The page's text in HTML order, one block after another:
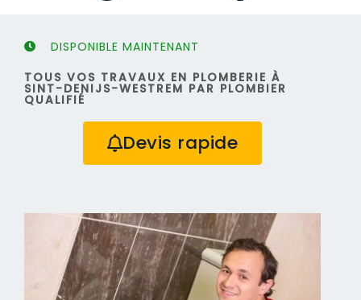
DISPONIBLE MAINTENANT
TOUS VOS TRAVAUX EN PLOMBERIE À
SINT-DENIJS-WESTREM PAR PLOMBIER
QUALIFIÉ
Devis rapide